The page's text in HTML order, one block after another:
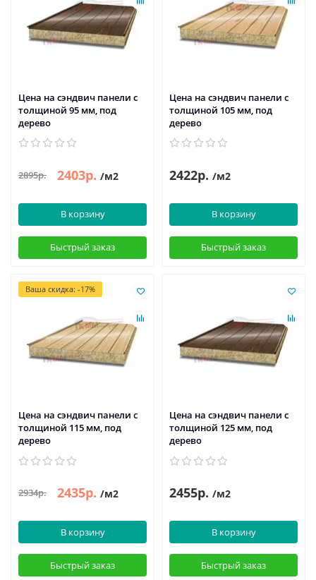
Цена на сэндвич панели с
толщиной 95 мм, под
дерево
2895р. 2403р. /м2
В корзину
Быстрый заказ
Цена на сэндвич панели с
толщиной 105 мм, под
дерево
2422р. /м2
В корзину
Быстрый заказ
Ваша скидка: -17%
Цена на сэндвич панели с
толщиной 115 мм, под
дерево
2934р. 2435р. /м2
В корзину
Быстрый заказ
Цена на сэндвич панели с
толщиной 125 мм, под
дерево
2455р. /м2
В корзину
Быстрый заказ